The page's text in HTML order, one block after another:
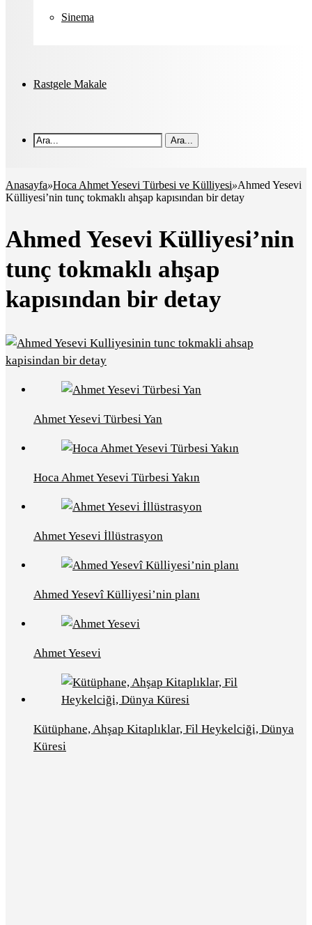
Sinema
Rastgele Makale
Ara...
Anasayfa»Hoca Ahmet Yesevi Türbesi ve Külliyesi»Ahmed Yesevi
Külliyesi’nin tunç tokmaklı ahşap kapısından bir detay
Ahmed Yesevi Külliyesi’nin
tunç tokmaklı ahşap
kapısından bir detay
Ahmet Yesevi Türbesi Yan
Hoca Ahmet Yesevi Türbesi Yakın
Ahmet Yesevi İllüstrasyon
Ahmed Yesevî Külliyesi’nin planı
Ahmet Yesevi
Kütüphane, Ahşap Kitaplıklar, Fil Heykelciği, Dünya
Küresi